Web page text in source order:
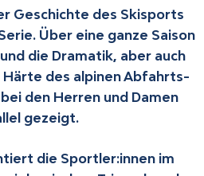
Geschichte des Skisports
Über eine ganze Saison
die Dramatik, aber auch
des alpinen Abfahrts-
den Herren und Damen
gezeigt.
die Sportler:innen im